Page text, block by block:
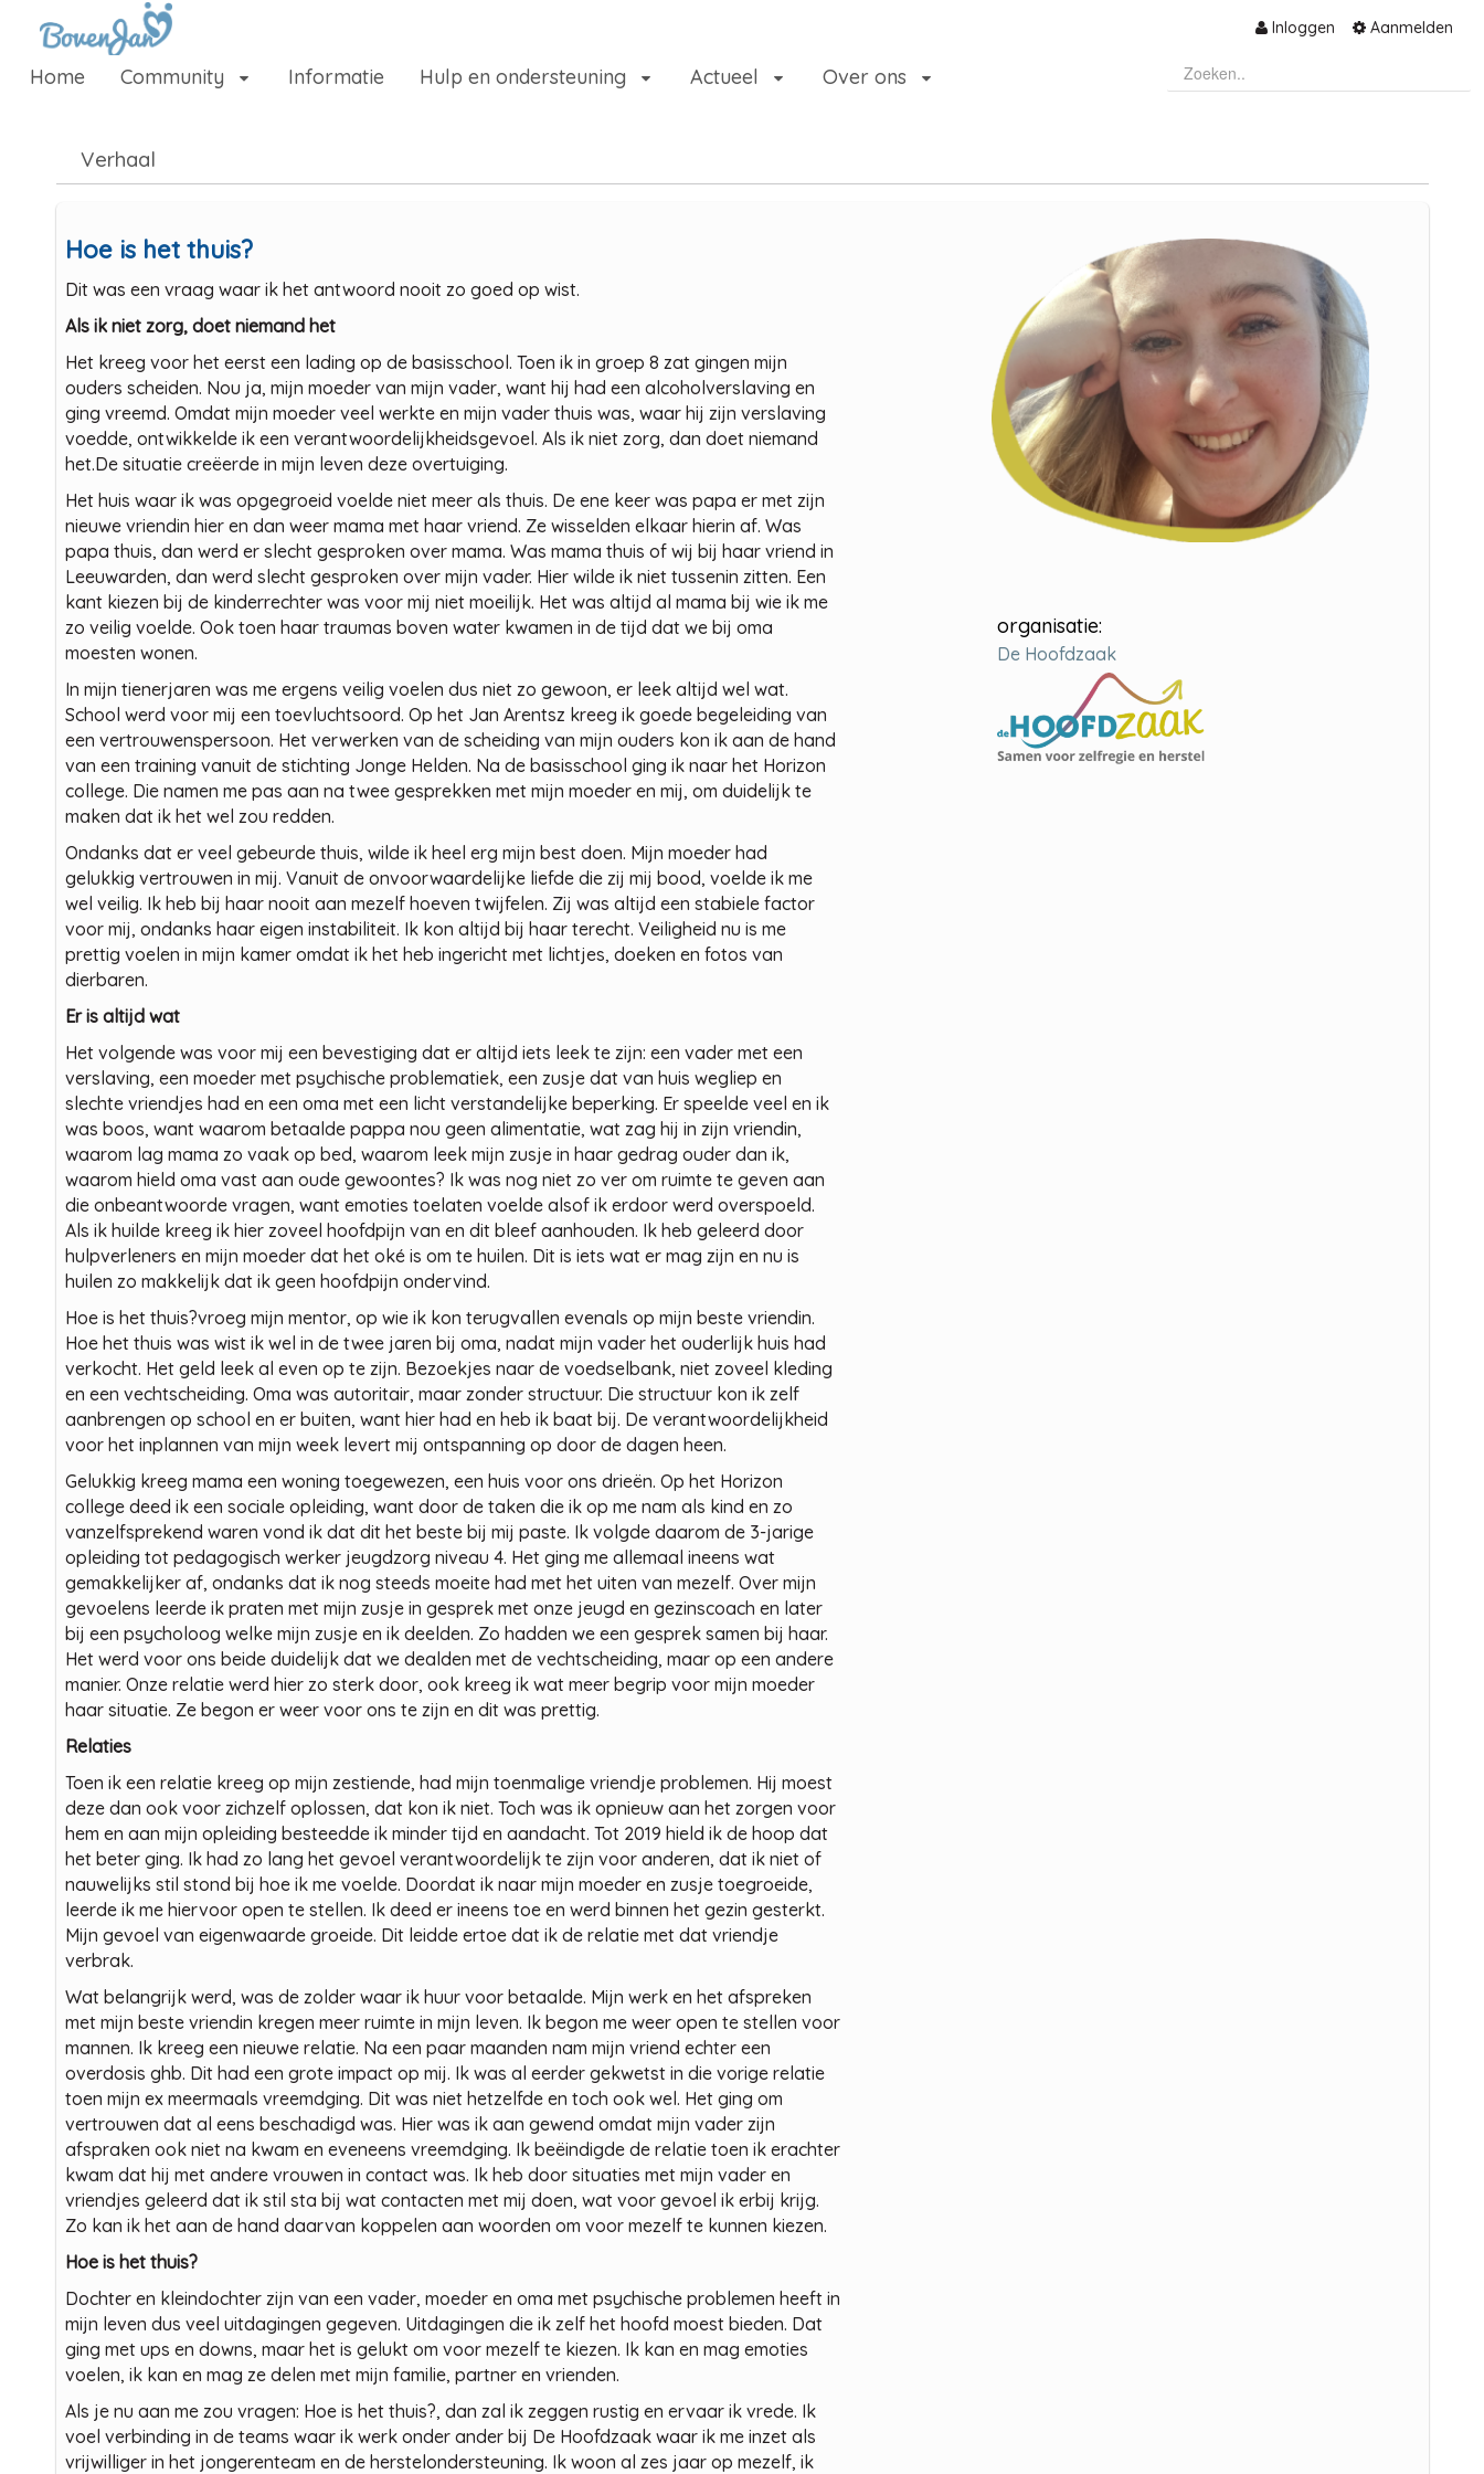
Naar content
Inloggen Aanmelden
Home
Over ons platform
Home Community Informatie Hulp en ondersteuning Actueel Over ons
Verhaal
Hoe is het thuis?
Dit was een vraag waar ik het antwoord nooit zo goed op wist.
Als ik niet zorg, doet niemand het
Het kreeg voor het eerst een lading op de basisschool. Toen ik in groep 8 zat gingen mijn
ouders scheiden. Nou ja, mijn moeder van mijn vader, want hij had een alcoholverslaving en
ging vreemd. Omdat mijn moeder veel werkte en mijn vader thuis was, waar hij zijn verslaving
voedde, ontwikkelde ik een verantwoordelijkheidsgevoel. Als ik niet zorg, dan doet niemand
het.De situatie creëerde in mijn leven deze overtuiging.
Het huis waar ik was opgegroeid voelde niet meer als thuis. De ene keer was papa er met zijn
nieuwe vriendin hier en dan weer mama met haar vriend. Ze wisselden elkaar hierin af. Was
papa thuis, dan werd er slecht gesproken over mama. Was mama thuis of wij bij haar vriend in
Leeuwarden, dan werd slecht gesproken over mijn vader. Hier wilde ik niet tussenin zitten. Een
kant kiezen bij de kinderrechter was voor mij niet moeilijk. Het was altijd al mama bij wie ik me
zo veilig voelde. Ook toen haar traumas boven water kwamen in de tijd dat we bij oma
moesten wonen.
In mijn tienerjaren was me ergens veilig voelen dus niet zo gewoon, er leek altijd wel wat.
School werd voor mij een toevluchtsoord. Op het Jan Arentsz kreeg ik goede begeleiding van
een vertrouwenspersoon. Het verwerken van de scheiding van mijn ouders kon ik aan de hand
van een training vanuit de stichting Jonge Helden. Na de basisschool ging ik naar het Horizon
college. Die namen me pas aan na twee gesprekken met mijn moeder en mij, om duidelijk te
maken dat ik het wel zou redden.
Ondanks dat er veel gebeurde thuis, wilde ik heel erg mijn best doen. Mijn moeder had
gelukkig vertrouwen in mij. Vanuit de onvoorwaardelijke liefde die zij mij bood, voelde ik me
wel veilig. Ik heb bij haar nooit aan mezelf hoeven twijfelen. Zij was altijd een stabiele factor
voor mij, ondanks haar eigen instabiliteit. Ik kon altijd bij haar terecht. Veiligheid nu is me
prettig voelen in mijn kamer omdat ik het heb ingericht met lichtjes, doeken en fotos van
dierbaren.
Er is altijd wat
Het volgende was voor mij een bevestiging dat er altijd iets leek te zijn: een vader met een
verslaving, een moeder met psychische problematiek, een zusje dat van huis wegliep en
slechte vriendjes had en een oma met een licht verstandelijke beperking. Er speelde veel en ik
was boos, want waarom betaalde pappa nou geen alimentatie, wat zag hij in zijn vriendin,
waarom lag mama zo vaak op bed, waarom leek mijn zusje in haar gedrag ouder dan ik,
waarom hield oma vast aan oude gewoontes? Ik was nog niet zo ver om ruimte te geven aan
die onbeantwoorde vragen, want emoties toelaten voelde alsof ik erdoor werd overspoeld.
Als ik huilde kreeg ik hier zoveel hoofdpijn van en dit bleef aanhouden. Ik heb geleerd door
hulpverleners en mijn moeder dat het oké is om te huilen. Dit is iets wat er mag zijn en nu is
huilen zo makkelijk dat ik geen hoofdpijn ondervind.
Hoe is het thuis?vroeg mijn mentor, op wie ik kon terugvallen evenals op mijn beste vriendin.
Hoe het thuis was wist ik wel in de twee jaren bij oma, nadat mijn vader het ouderlijk huis had
verkocht. Het geld leek al even op te zijn. Bezoekjes naar de voedselbank, niet zoveel kleding
en een vechtscheiding. Oma was autoritair, maar zonder structuur. Die structuur kon ik zelf
aanbrengen op school en er buiten, want hier had en heb ik baat bij. De verantwoordelijkheid
voor het inplannen van mijn week levert mij ontspanning op door de dagen heen.
Gelukkig kreeg mama een woning toegewezen, een huis voor ons drieën. Op het Horizon
college deed ik een sociale opleiding, want door de taken die ik op me nam als kind en zo
vanzelfsprekend waren vond ik dat dit het beste bij mij paste. Ik volgde daarom de 3-jarige
opleiding tot pedagogisch werker jeugdzorg niveau 4. Het ging me allemaal ineens wat
gemakkelijker af, ondanks dat ik nog steeds moeite had met het uiten van mezelf. Over mijn
gevoelens leerde ik praten met mijn zusje in gesprek met onze jeugd en gezinscoach en later
bij een psycholoog welke mijn zusje en ik deelden. Zo hadden we een gesprek samen bij haar.
Het werd voor ons beide duidelijk dat we dealden met de vechtscheiding, maar op een andere
manier. Onze relatie werd hier zo sterk door, ook kreeg ik wat meer begrip voor mijn moeder
haar situatie. Ze begon er weer voor ons te zijn en dit was prettig.
Relaties
Toen ik een relatie kreeg op mijn zestiende, had mijn toenmalige vriendje problemen. Hij moest
deze dan ook voor zichzelf oplossen, dat kon ik niet. Toch was ik opnieuw aan het zorgen voor
hem en aan mijn opleiding besteedde ik minder tijd en aandacht. Tot 2019 hield ik de hoop dat
het beter ging. Ik had zo lang het gevoel verantwoordelijk te zijn voor anderen, dat ik niet of
nauwelijks stil stond bij hoe ik me voelde. Doordat ik naar mijn moeder en zusje toegroeide,
leerde ik me hiervoor open te stellen. Ik deed er ineens toe en werd binnen het gezin gesterkt.
Mijn gevoel van eigenwaarde groeide. Dit leidde ertoe dat ik de relatie met dat vriendje
verbrak.
Wat belangrijk werd, was de zolder waar ik huur voor betaalde. Mijn werk en het afspreken
met mijn beste vriendin kregen meer ruimte in mijn leven. Ik begon me weer open te stellen voor
mannen. Ik kreeg een nieuwe relatie. Na een paar maanden nam mijn vriend echter een
overdosis ghb. Dit had een grote impact op mij. Ik was al eerder gekwetst in die vorige relatie
toen mijn ex meermaals vreemdging. Dit was niet hetzelfde en toch ook wel. Het ging om
vertrouwen dat al eens beschadigd was. Hier was ik aan gewend omdat mijn vader zijn
afspraken ook niet na kwam en eveneens vreemdging. Ik beëindigde de relatie toen ik erachter
kwam dat hij met andere vrouwen in contact was. Ik heb door situaties met mijn vader en
vriendjes geleerd dat ik stil sta bij wat contacten met mij doen, wat voor gevoel ik erbij krijg.
Zo kan ik het aan de hand daarvan koppelen aan woorden om voor mezelf te kunnen kiezen.
Hoe is het thuis?
Dochter en kleindochter zijn van een vader, moeder en oma met psychische problemen heeft in
mijn leven dus veel uitdagingen gegeven. Uitdagingen die ik zelf het hoofd moest bieden. Dat
ging met ups en downs, maar het is gelukt om voor mezelf te kiezen. Ik kan en mag emoties
voelen, ik kan en mag ze delen met mijn familie, partner en vrienden.
Als je nu aan me zou vragen: Hoe is het thuis?, dan zal ik zeggen rustig en ervaar ik vrede. Ik
voel verbinding in de teams waar ik werk onder ander bij De Hoofdzaak waar ik me inzet als
vrijwilliger in het jongerenteam en de herstelondersteuning. Ik woon al zes jaar op mezelf, ik
organisatie:
De Hoofdzaak